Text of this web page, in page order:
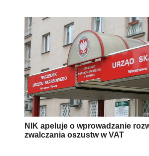
NIK apeluje o wprowadzanie
zwalczania oszustw w VAT